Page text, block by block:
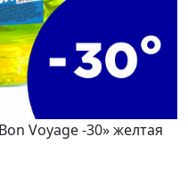
Voyage -30» желтая